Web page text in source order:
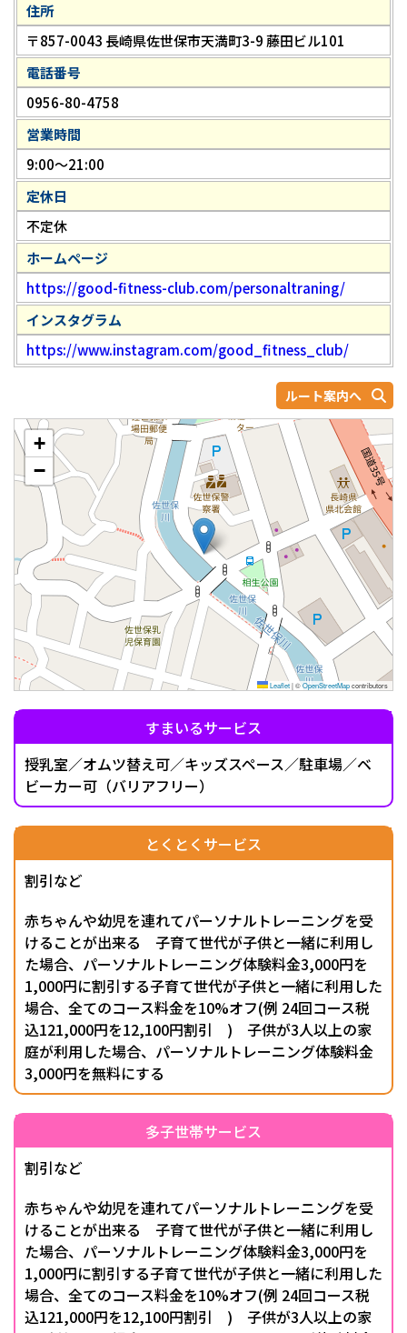
住所
〒857-0043 長崎県佐世保市天満町3-9 藤田ビル101
電話番号
0956-80-4758
営業時間
9:00～21:00
定休日
不定休
ホームページ
https://good-fitness-club.com/personaltraning/
インスタグラム
https://www.instagram.com/good_fitness_club/
ルート案内へ
+
−
Leaflet|©OpenStreetMapcontributors
すまいるサービス
授乳室／オムツ替え可／キッズスペース／駐車場／ベ
ビーカー可（バリアフリー）
とくとくサービス
割引など
赤ちゃんや幼児を連れてパーソナルトレーニングを受
けることが出来る 子育て世代が子供と一緒に利用し
た場合、パーソナルトレーニング体験料金3,000円を
1,000円に割引する子育て世代が子供と一緒に利用した
場合、全てのコース料金を10%オフ(例 24回コース税
込121,000円を12,100円割引 ) 子供が3人以上の家
庭が利用した場合、パーソナルトレーニング体験料金
3,000円を無料にする
多子世帯サービス
割引など
赤ちゃんや幼児を連れてパーソナルトレーニングを受
けることが出来る 子育て世代が子供と一緒に利用し
た場合、パーソナルトレーニング体験料金3,000円を
1,000円に割引する子育て世代が子供と一緒に利用した
場合、全てのコース料金を10%オフ(例 24回コース税
込121,000円を12,100円割引 ) 子供が3人以上の家